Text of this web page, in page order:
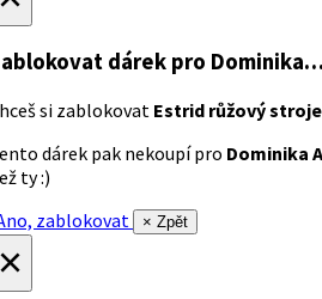
dárek pro Dominika…
si zablokovat Estrid růžový
dárek pak nekoupí pro Dominika
ty :)
zablokovat
× Zpět